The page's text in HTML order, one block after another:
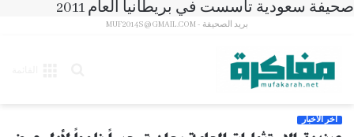
صحيفة سعودية تأسست في بريطانيا العام 2011
بريد الصحيفة - MUF2014S@GMAIL.COM
آخر الأخبار